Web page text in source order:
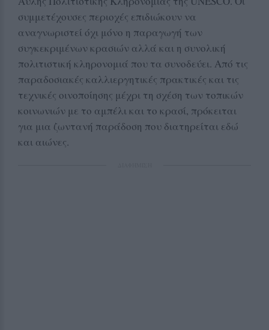
συμμετέχουσες περιοχές επιδιώκουν να
αναγνωριστεί όχι μόνο η παραγωγή των
συγκεκριμένων κρασιών αλλά και η συνολική
πολιτιστική κληρονομιά που τα συνοδεύει. Από τις
παραδοσιακές καλλιεργητικές πρακτικές και τις
τεχνικές οινοποίησης μέχρι τη σχέση των τοπικών
κοινωνιών με το αμπέλι και το κρασί, πρόκειται
για μια ζωντανή παράδοση που διατηρείται εδώ
και αιώνες.